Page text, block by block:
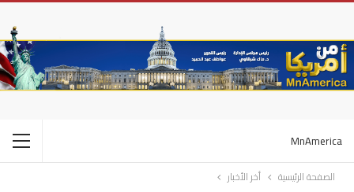
MnAmerica
الصفحة الرئيسية أخر الأخبار